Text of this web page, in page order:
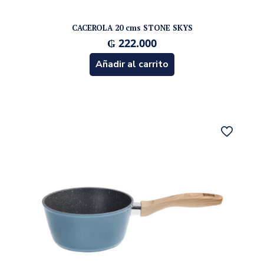
CACEROLA 20 cms STONE SKYS
₲ 222.000
Añadir al carrito